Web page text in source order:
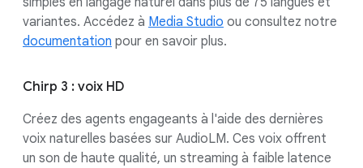
variantes. Accédez à Media Studio ou consultez notre
documentation pour en savoir plus.
Chirp 3 : voix HD
Créez des agents engageants à l'aide des dernières
voix naturelles basées sur AudioLM. Ces voix offrent
un son de haute qualité, un streaming à faible latence